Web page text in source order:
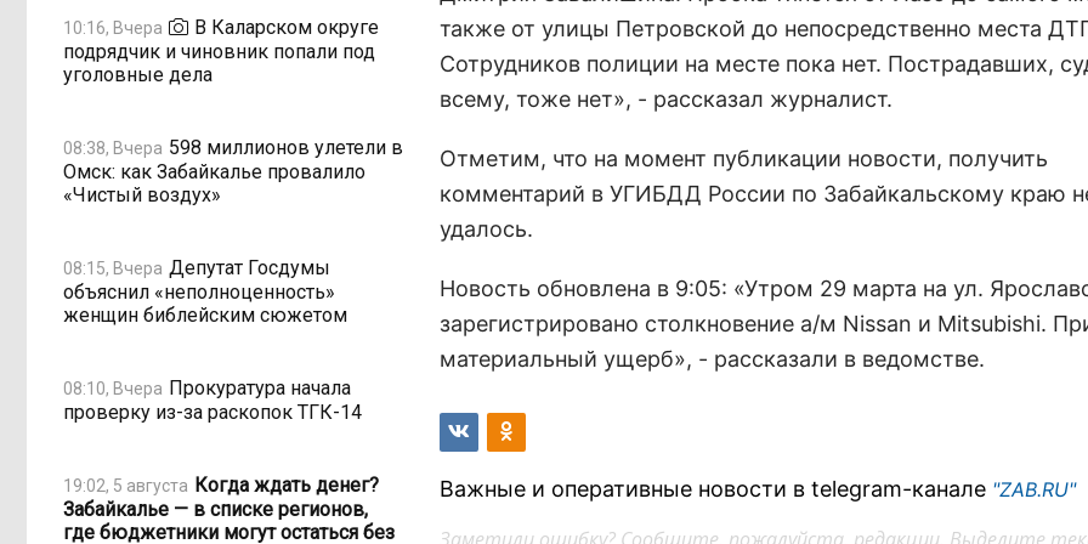
10:16, Вчера
В Каларском округе
подрядчик и чиновник попали под
уголовные дела
08:38, Вчера 598 миллионов улетели в
Омск: как Забайкалье провалило
«Чистый воздух»
08:15, Вчера Депутат Госдумы
объяснил «неполноценность»
женщин библейским сюжетом
08:10, Вчера Прокуратура начала
проверку из-за раскопок ТГК-14
19:02, 5 августа Когда ждать денег?
Забайкалье — в списке регионов,
где бюджетники могут остаться без
также от улицы Петровской до непосредственно места
Сотрудников полиции на месте пока нет. Пострадавших,
всему, тоже нет», - рассказал журналист.
Отметим, что на момент публикации новости, получить
комментарий в УГИБДД России по Забайкальскому краю
удалось.
Новость обновлена в 9:05: «Утром 29 марта на ул.
зарегистрировано столкновение а/м Nissan и Mitsubishi.
материальный ущерб», - рассказали в ведомстве.
Важные и оперативные новости в telegram-канале "ZAB.RU"